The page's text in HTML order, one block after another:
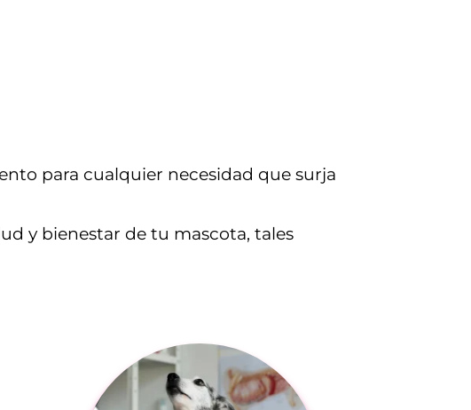
para cualquier necesidad que surja
y bienestar de tu mascota, tales